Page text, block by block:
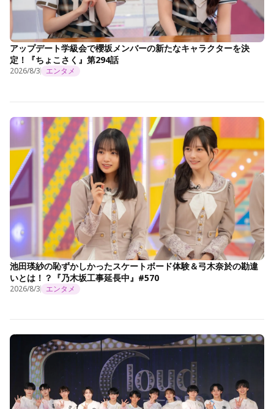
アップデート学級会で櫻坂メンバーの新たなキャラクターを決
定！『ちょこさく』第294話
2026/8/3 エンタメ
池田瑛紗の恥ずかしかったスケートボード体験＆弓木奈於の勘違
いとは！？『乃木坂工事延長中』#570
2026/8/3 エンタメ